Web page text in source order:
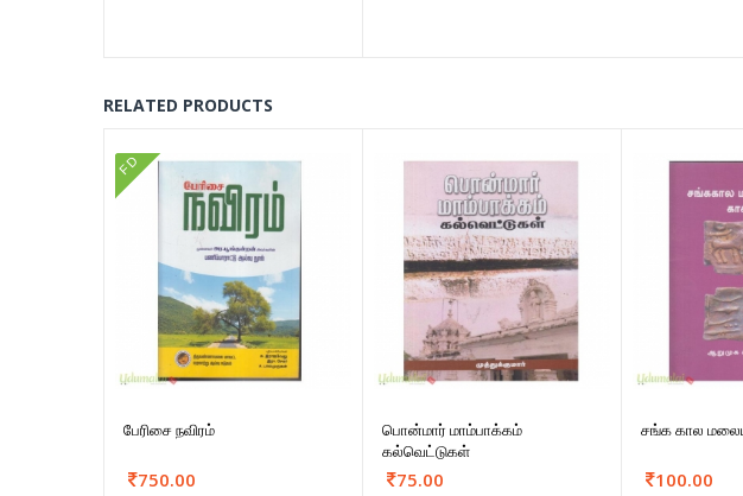
RELATED PRODUCTS
FD
பேரிசை நவிரம்
750.00
பொன்மார் மாம்பாக்கம்
கல்வெட்டுகள்
75.00
சங்க கால
100.00